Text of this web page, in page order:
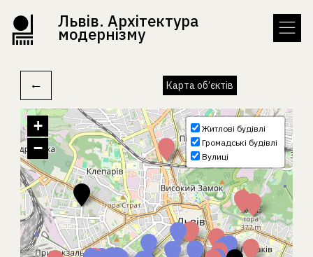
Львів. Архітектура
модернізму
← Карта об’єктів
+
−
Житлові будівлі
Громадські будівлі
Вулиці